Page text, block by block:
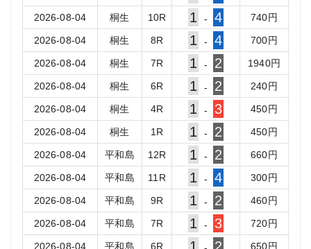
2026-08-04 桐生 10R 1 - 4 740円
2026-08-04 桐生 8R 1 - 4 700円
2026-08-04 桐生 7R 1 - 2 1940円
2026-08-04 桐生 6R 1 - 2 240円
2026-08-04 桐生 4R 1 - 3 450円
2026-08-04 桐生 1 R 1 - 2 450円
2026-08-04 平和島 12R 1 - 2 660円
2026-08-04 平和島 11 R 1 - 4 300円
2026-08-04 平和島 9R 1 - 2 460円
2026-08-04 平和島 7R 1 - 3 720円
2026-08-04 平和島 6R 650円